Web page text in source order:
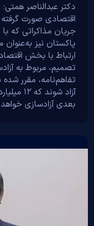
دکتر عبدالناصر
اقتصادی صورت گرفته
جریان مذاکراتی که
پاکستان نیز
ارتباط با بخش
تصمیم، مربوط به
تفاهم‌نامه، مقرر
آزاد
بعدی آزادسازی